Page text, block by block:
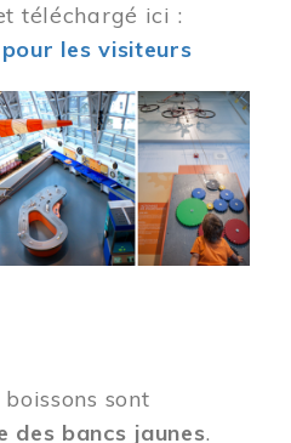
téléchargé ici :
les visiteurs
sont
des bancs jaunes.